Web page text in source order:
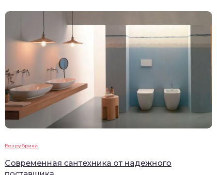
Без рубрики
Современная сантехника от надежного